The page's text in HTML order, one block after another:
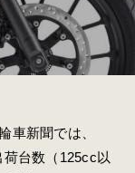
車新聞では、
台数（125cc以